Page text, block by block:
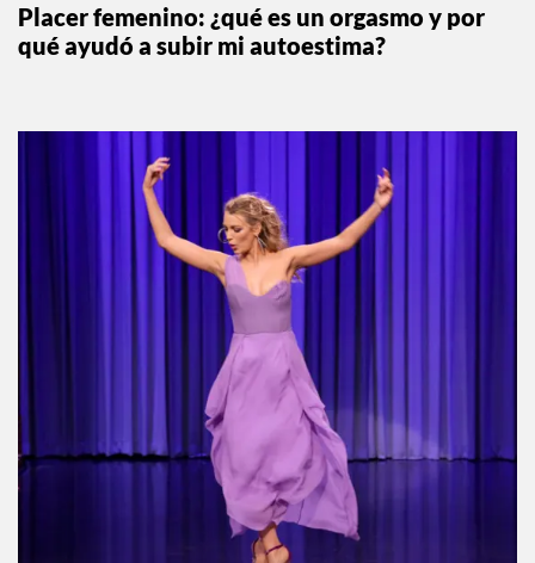
Placer femenino: ¿qué es un orgasmo y por
qué ayudó a subir mi autoestima?